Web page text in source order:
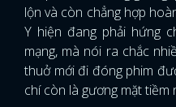
lộn và còn chẳng hợp
Y hiện đang phải hứng
mạng, mà nói ra chắc
thuở mới đi đóng phim
chí còn là gương mặt